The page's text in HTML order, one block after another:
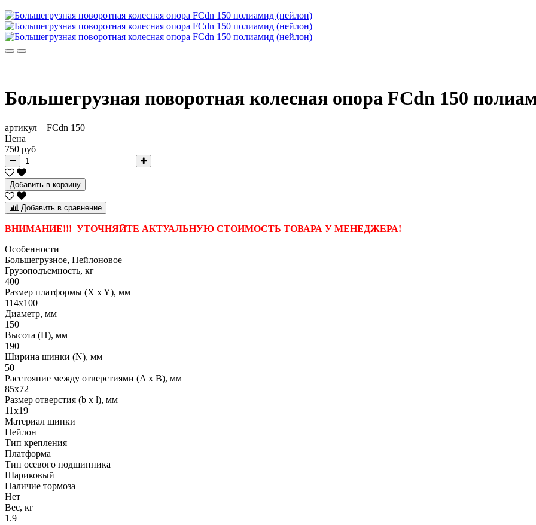
Большегрузная поворотная колесная опора FCdn 150
артикул – FCdn 150
Цена
750 руб
Добавить в корзину
Добавить в сравнение
ВНИМАНИЕ!!! УТОЧНЯЙТЕ АКТУАЛЬНУЮ СТОИМОСТЬ ТОВАРА У МЕНЕДЖЕРА!
Особенности
Большегрузное, Нейлоновое
Грузоподъемность, кг
400
Размер платформы (X x Y), мм
114х100
Диаметр, мм
150
Высота (H), мм
190
Ширина шинки (N), мм
50
Расстояние между отверстиями (A x B), мм
85х72
Размер отверстия (b x l), мм
11х19
Материал шинки
Нейлон
Тип крепления
Платформа
Тип осевого подшипника
Шариковый
Наличие тормоза
Нет
Вес, кг
1.9